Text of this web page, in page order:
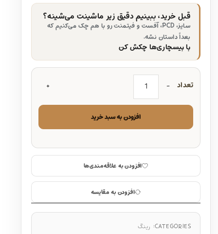
قبل خرید، ببینیم دقیق زیر ماشینت می‌شینه؟
سایز، PCD، آفست و فیتمنت رو با هم چک می‌کنیم که
بعداً داستان نشه.
با بیسچاری‌ها چکش کن
تعداد
افزودن به سبد خرید
افزودن به علاقه‌مندی‌ها
افزودن به مقایسه
CATEGORIES: رینگ